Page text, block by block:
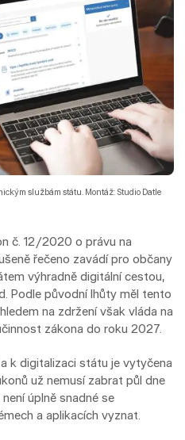
službám státu. Montáž: Studio Datle
č. 12/2020 o právu na
řečeno zavádí pro občany
výhradně digitální cestou,
Podle původní lhůty měl tento
na zdržení však vláda na
zákona do roku 2027.
k digitalizaci státu je vytyčena
už nemusí zabrat půl dne
úplně snadné se
a aplikacích vyznat.